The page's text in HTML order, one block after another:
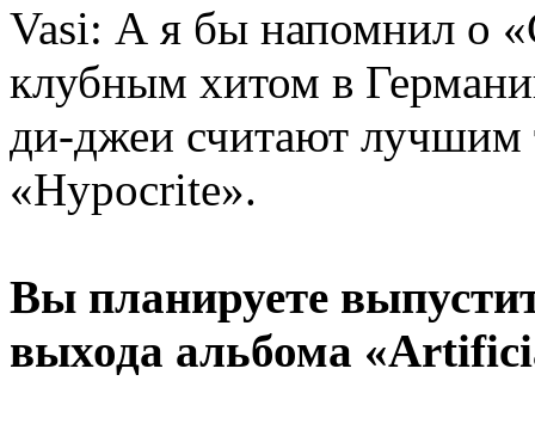
Vasi: А я бы напомнил о
клубным хитом в
ди-джеи считают лучшим
«Hypocrite».
Вы планируете
выхода альбома